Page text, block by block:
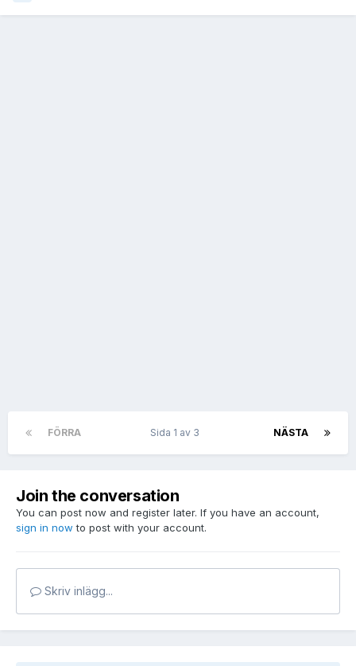
FÖRRA NÄSTA
Sida 1 av 3
Join the conversation
You can post now and register later. If you have an account,
sign in now to post with your account.
Skriv inlägg...